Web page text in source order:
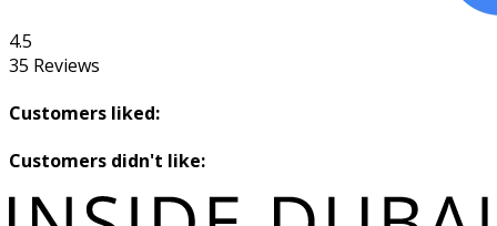
4.5
35 Reviews
Customers liked:
Customers didn't like: